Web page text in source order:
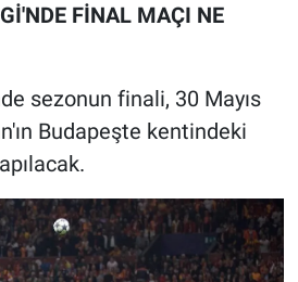
FİNAL MAÇI NE
sezonun finali, 30 Mayıs
Budapeşte kentindeki